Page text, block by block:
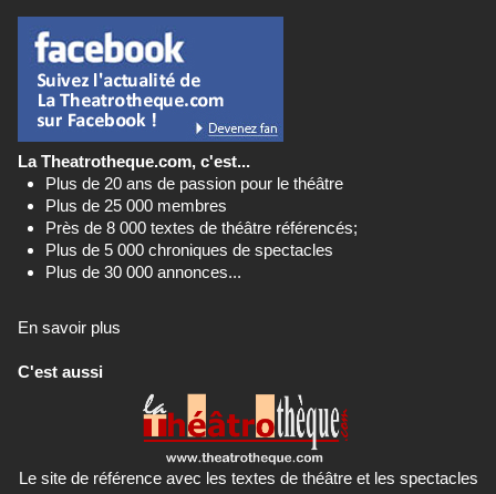
La Theatrotheque.com, c'est...
Plus de 20 ans de passion pour le théâtre
Plus de 25 000 membres
Près de 8 000 textes de théâtre référencés;
Plus de 5 000 chroniques de spectacles
Plus de 30 000 annonces...
En savoir plus
C'est aussi
Le site de référence avec les textes de théâtre et les spectacles